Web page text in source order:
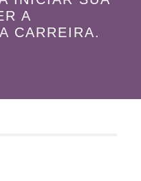
A
CARREIRA.